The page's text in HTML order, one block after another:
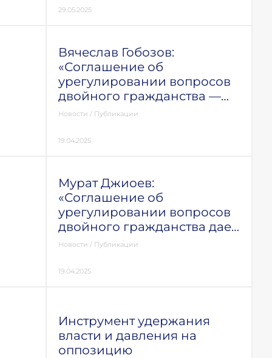
29.05.2025
Вячеслав Гобозов:
«Соглашение об
урегулировании вопросов
двойного гражданства —
важный шаг навстречу
Новости / Публикации
19.04.2025
Мурат Джиоев:
«Соглашение об
урегулировании вопросов
двойного гражданства дает
большие преимущества в
Новости / Публикации
19.04.2025
Инструмент удержания
власти и давления на
оппозицию